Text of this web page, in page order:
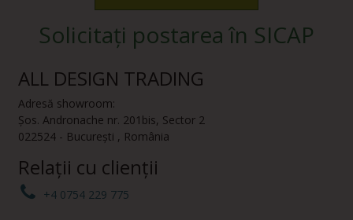
Solicitați postarea în SICAP
ALL DESIGN TRADING
Adresă showroom:
Șos. Andronache nr. 201bis, Sector 2
022524 - București , România
Relații cu clienții
+4 0754 229 775